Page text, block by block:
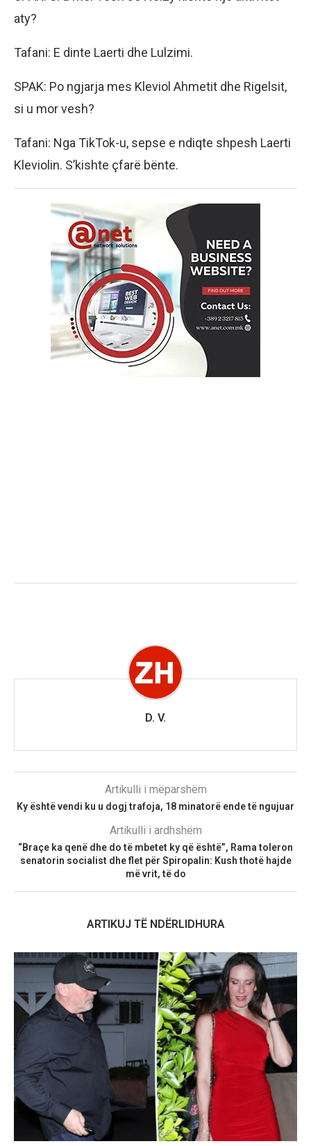
aty?
Tafani: E dinte Laerti dhe Lulzimi.
SPAK: Po ngjarja mes Kleviol Ahmetit dhe Rigelsit,
si u mor vesh?
Tafani: Nga TikTok-u, sepse e ndiqte shpesh Laerti
Kleviolin. S’kishte çfarë bënte.
D. V.
Artikulli i mëparshëm
Ky është vendi ku u dogj trafoja, 18 minatorë ende të ngujuar
Artikulli i ardhshëm
“Braçe ka qenë dhe do të mbetet ky që është”, Rama toleron
senatorin socialist dhe flet për Spiropalin: Kush thotë hajde
më vrit, të do
ARTIKUJ TË NDËRLIDHURA